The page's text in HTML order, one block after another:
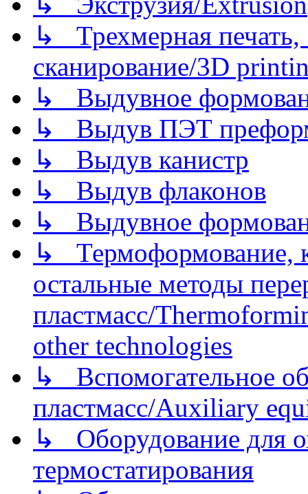
↳ Трехмерная
сканирование/3D
↳ Выдувное
↳ Выдув ПЭТ
↳ Выдув канистр
↳ Выдув флаконов
↳ Выдувное
↳ Термоформование,
остальные методы
пластмасс/
other technologies
↳ Вспомогательное
пластмасс/Auxiliary
↳ Оборудование для
термостатирования